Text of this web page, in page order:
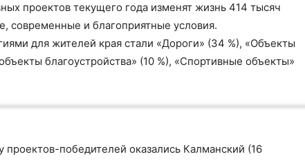
проектов текущего года изменят жизнь 414 тысяч
современные и благоприятные условия.
для жителей края стали «Дороги» (34 %), «Объекты
благоустройства» (10 %), «Спортивные объекты»
победителей оказались Калманский (16